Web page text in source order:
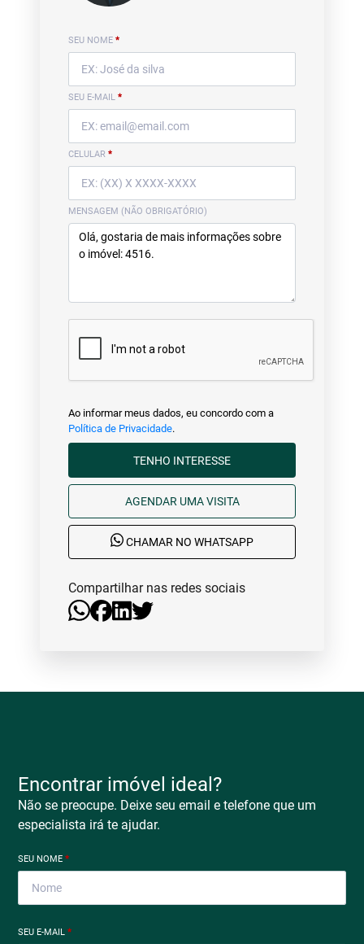
SEU NOME *
SEU E-MAIL *
CELULAR *
MENSAGEM (NÃO OBRIGATÓRIO)
Ao informar meus dados, eu concordo com a
Política de Privacidade.
TENHO INTERESSE
AGENDAR UMA VISITA
CHAMAR NO WHATSAPP
Compartilhar nas redes sociais
Encontrar imóvel ideal?
Não se preocupe. Deixe seu email e telefone que um
especialista irá te ajudar.
SEU NOME*
SEU E-MAIL*